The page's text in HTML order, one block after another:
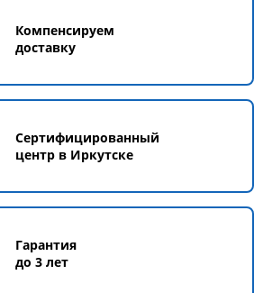
Компенсируем
доставку
Сертифицированный
центр в Иркутске
Гарантия
до 3 лет